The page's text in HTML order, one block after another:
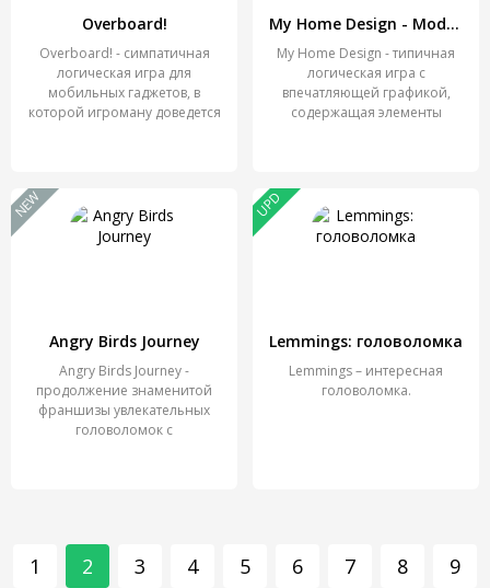
Overboard!
Overboard! - симпатичная
логическая игра для
мобильных гаджетов, в
которой игроману доведется
My Home Design - Modern City
My Home Design - типичная
логическая игра с
впечатляющей графикой,
содержащая элементы
Angry Birds Journey
Angry Birds Journey -
продолжение знаменитой
франшизы увлекательных
головоломок с
NEW
Lemmings: головоломка
Lemmings – интересная
головоломка.
UPD
1 2 3 4 5 6 7 8
9